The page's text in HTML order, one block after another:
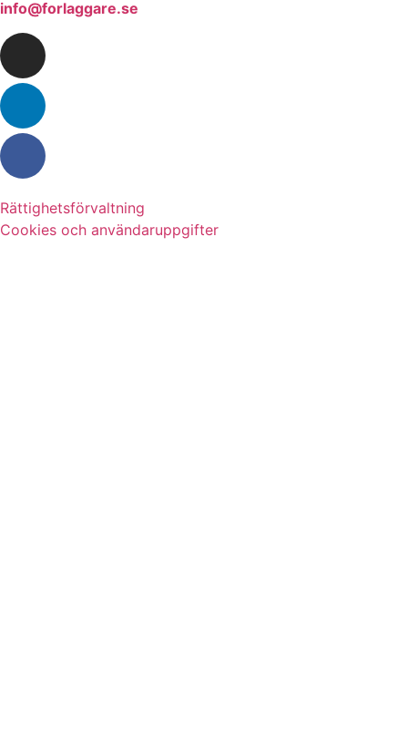
info@forlaggare.se
Rättighetsförvaltning
Cookies och användaruppgifter